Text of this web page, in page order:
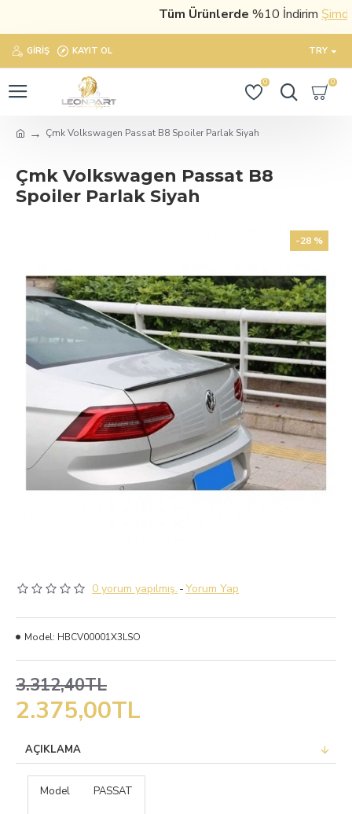
Tüm Ürünlerde%10 İndirimŞimdi
GIRIŞ KAYIT OL TRY
0 0
Çmk Volkswagen Passat B8 Spoiler Parlak Siyah
Çmk Volkswagen Passat B8
Spoiler Parlak Siyah
-28 %
0 yorum yapılmış. -Yorum Yap
2.375,00TL
3.312,40TL
Model: HBCV00001X3LSO
AÇIKLAMA
Model PASSAT